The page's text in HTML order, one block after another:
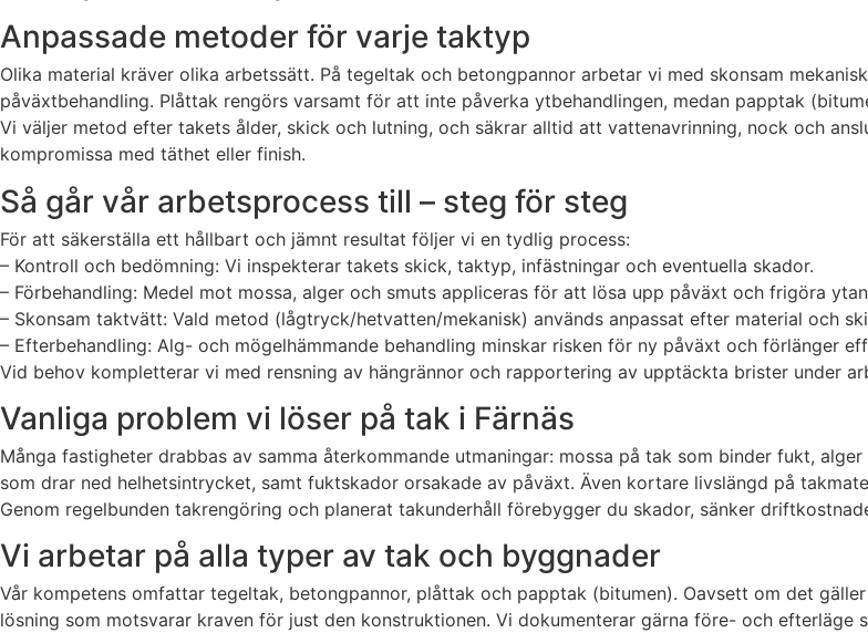
Anpassade metoder för varje taktyp
Olika material kräver olika arbetssätt. På tegeltak och betongpannor arbetar vi med skonsam
påväxtbehandling. Plåttak rengörs varsamt för att inte påverka ytbehandlingen, medan papptak
Vi väljer metod efter takets ålder, skick och lutning, och säkrar alltid att vattenavrinning, nock och
kompromissa med täthet eller finish.
Så går vår arbetsprocess till – steg för steg
För att säkerställa ett hållbart och jämnt resultat följer vi en tydlig process:
– Kontroll och bedömning: Vi inspekterar takets skick, taktyp, infästningar och eventuella skador.
– Förbehandling: Medel mot mossa, alger och smuts appliceras för att lösa upp påväxt och frigöra
– Skonsam taktvätt: Vald metod (lågtryck/hetvatten/mekanisk) används anpassat efter material och
– Efterbehandling: Alg- och mögelhämmande behandling minskar risken för ny påväxt och förlänger
Vid behov kompletterar vi med rensning av hängrännor och rapportering av upptäckta brister under
Vanliga problem vi löser på tak i Färnäs
Många fastigheter drabbas av samma återkommande utmaningar: mossa på tak som binder fukt,
som drar ned helhetsintrycket, samt fuktskador orsakade av påväxt. Även kortare livslängd på
Genom regelbunden takrengöring och planerat takunderhåll förebygger du skador, sänker
Vi arbetar på alla typer av tak och byggnader
Vår kompetens omfattar tegeltak, betongpannor, plåttak och papptak (bitumen). Oavsett om det
lösning som motsvarar kraven för just den konstruktionen. Vi dokumenterar gärna före- och